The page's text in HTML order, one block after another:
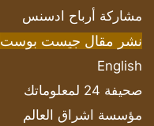
مشاركة أرباح ادسنس
نشر مقال جيست بوست
English
صحيفة 24 لمعلوماتك
مؤسسة اشراق العالم